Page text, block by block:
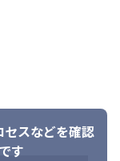
セスなどを確認
す